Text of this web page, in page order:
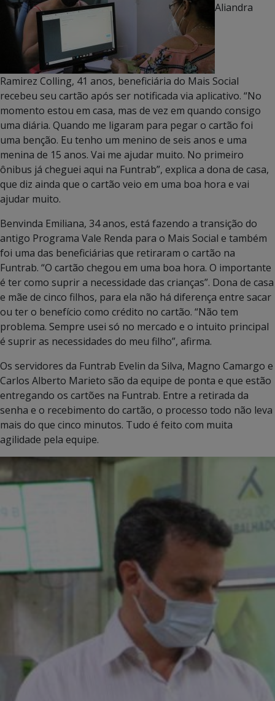
Aliandra
Ramirez Colling, 41 anos, beneficiária do Mais Social
recebeu seu cartão após ser notificada via aplicativo. “No
momento estou em casa, mas de vez em quando consigo
uma diária. Quando me ligaram para pegar o cartão foi
uma benção. Eu tenho um menino de seis anos e uma
menina de 15 anos. Vai me ajudar muito. No primeiro
ônibus já cheguei aqui na Funtrab”, explica a dona de casa,
que diz ainda que o cartão veio em uma boa hora e vai
ajudar muito.
Benvinda Emiliana, 34 anos, está fazendo a transição do
antigo Programa Vale Renda para o Mais Social e também
foi uma das beneficiárias que retiraram o cartão na
Funtrab. “O cartão chegou em uma boa hora. O importante
é ter como suprir a necessidade das crianças”. Dona de casa
e mãe de cinco filhos, para ela não há diferença entre sacar
ou ter o benefício como crédito no cartão. “Não tem
problema. Sempre usei só no mercado e o intuito principal
é suprir as necessidades do meu filho”, afirma.
Os servidores da Funtrab Evelin da Silva, Magno Camargo e
Carlos Alberto Marieto são da equipe de ponta e que estão
entregando os cartões na Funtrab. Entre a retirada da
senha e o recebimento do cartão, o processo todo não leva
mais do que cinco minutos. Tudo é feito com muita
agilidade pela equipe.